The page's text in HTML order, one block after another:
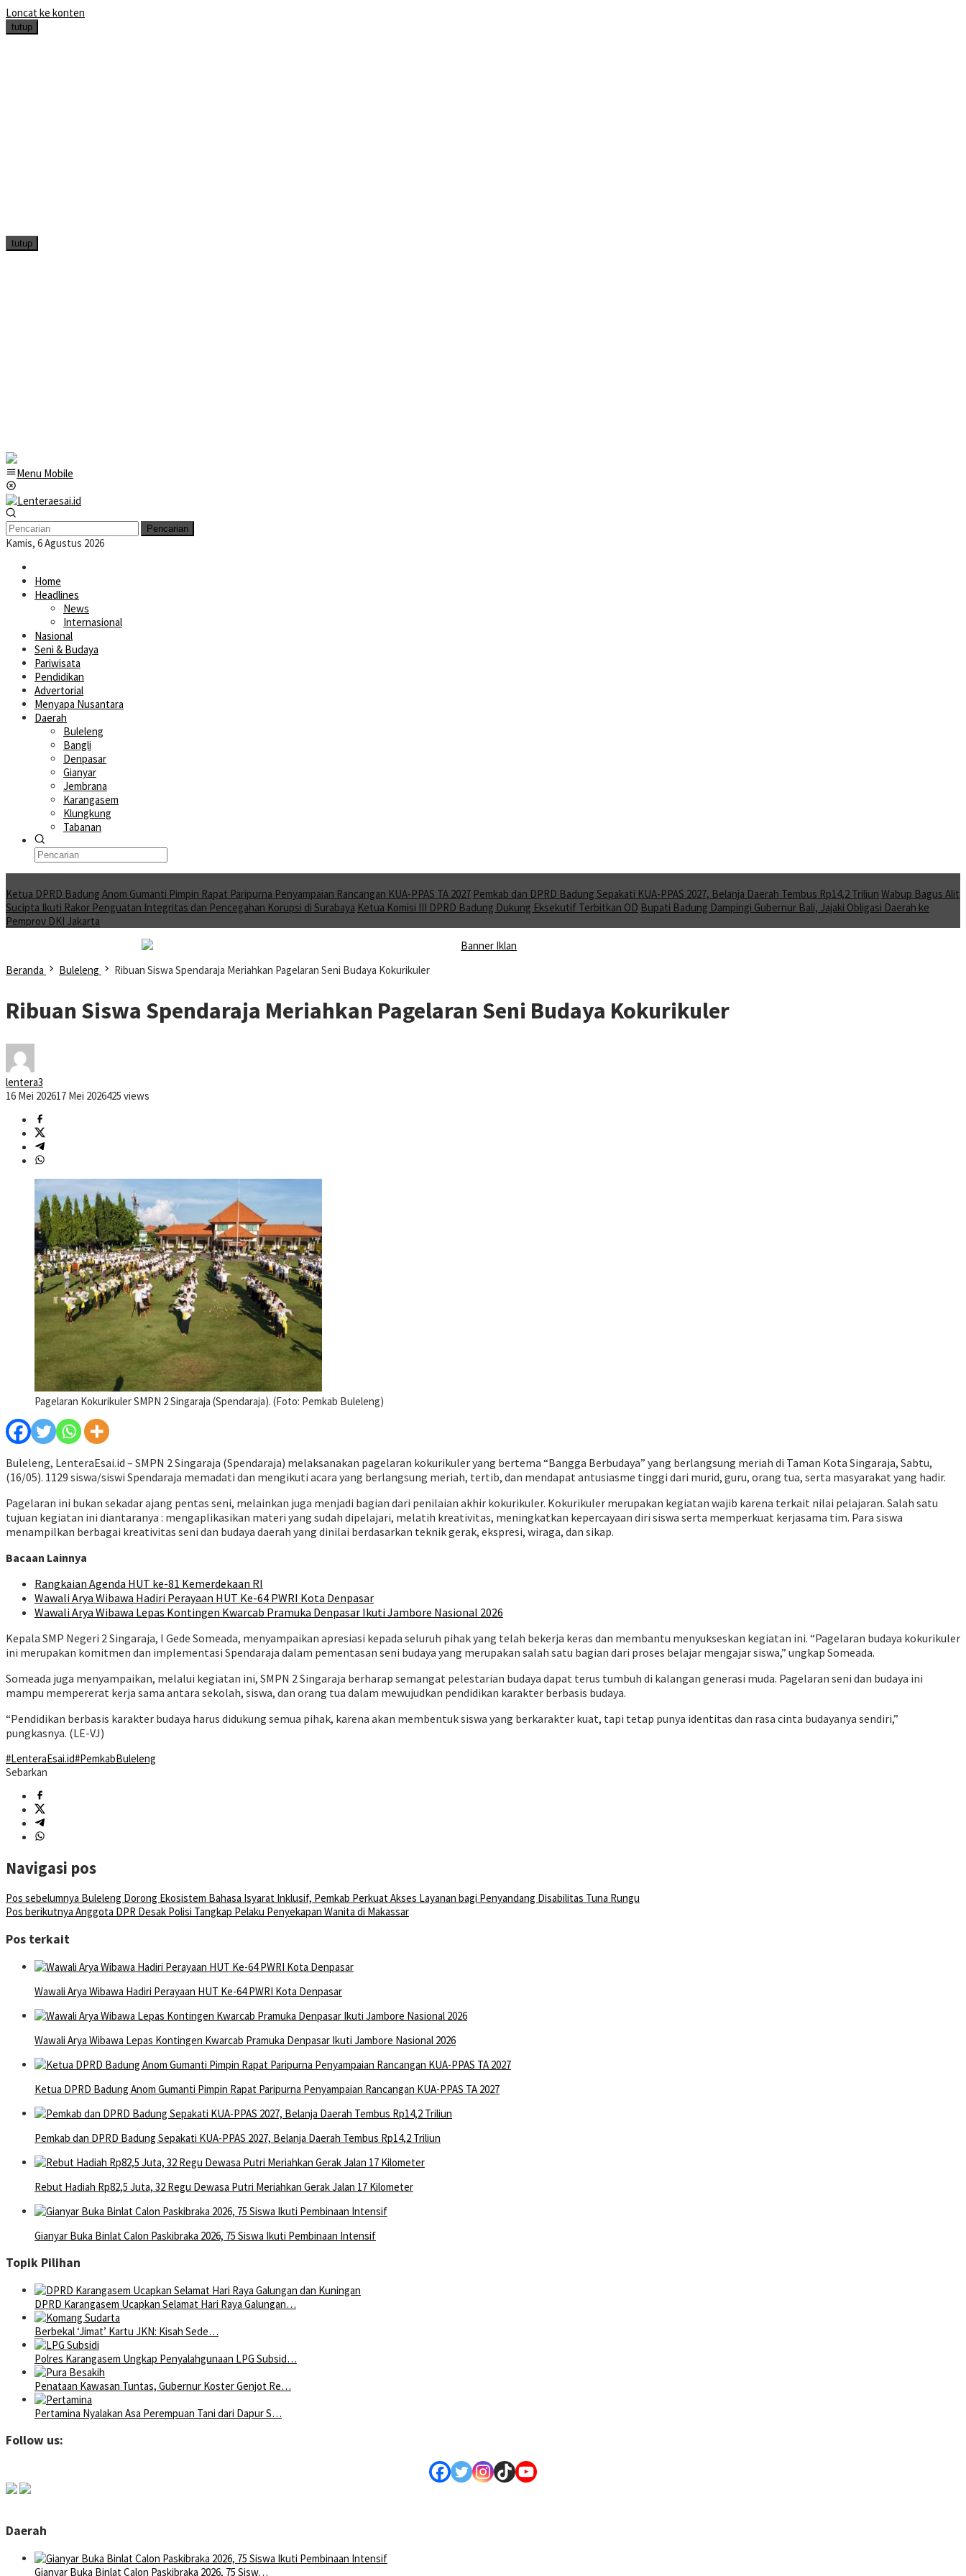
Loncat ke konten
tutup
tutup
Menu Mobile
Pencarian
Kamis, 6 Agustus 2026
Home
Headlines
News
Internasional
Nasional
Seni & Budaya
Pariwisata
Pendidikan
Advertorial
Menyapa Nusantara
Daerah
Buleleng
Bangli
Denpasar
Gianyar
Jembrana
Karangasem
Klungkung
Tabanan
Ketua DPRD Badung Anom Gumanti Pimpin Rapat Paripurna Penyampaian Rancangan KUA-PPAS TA 2027 Pemkab dan DPRD Badung Sepakati KUA-PPAS 2027, Belanja Daerah Tembus Rp14,2 Triliun Wabup Bagus Alit
Sucipta Ikuti Rakor Penguatan Integritas dan Pencegahan Korupsi di Surabaya Ketua Komisi III DPRD Badung Dukung Eksekutif Terbitkan OD Bupati Badung Dampingi Gubernur Bali, Jajaki Obligasi Daerah ke
Pemprov DKI Jakarta
Beranda Buleleng Ribuan Siswa Spendaraja Meriahkan Pagelaran Seni Budaya Kokurikuler
Ribuan Siswa Spendaraja Meriahkan Pagelaran Seni Budaya Kokurikuler
lentera3
16 Mei 202617 Mei 2026425 views
Pagelaran Kokurikuler SMPN 2 Singaraja (Spendaraja). (Foto: Pemkab Buleleng)
Buleleng, LenteraEsai.id – SMPN 2 Singaraja (Spendaraja) melaksanakan pagelaran kokurikuler yang bertema “Bangga Berbudaya” yang berlangsung meriah di Taman Kota Singaraja, Sabtu,
(16/05). 1129 siswa/siswi Spendaraja memadati dan mengikuti acara yang berlangsung meriah, tertib, dan mendapat antusiasme tinggi dari murid, guru, orang tua, serta masyarakat yang hadir.
Pagelaran ini bukan sekadar ajang pentas seni, melainkan juga menjadi bagian dari penilaian akhir kokurikuler. Kokurikuler merupakan kegiatan wajib karena terkait nilai pelajaran. Salah satu
tujuan kegiatan ini diantaranya : mengaplikasikan materi yang sudah dipelajari, melatih kreativitas, meningkatkan kepercayaan diri siswa serta memperkuat kerjasama tim. Para siswa
menampilkan berbagai kreativitas seni dan budaya daerah yang dinilai berdasarkan teknik gerak, ekspresi, wiraga, dan sikap.
Bacaan Lainnya
Rangkaian Agenda HUT ke-81 Kemerdekaan RI
Wawali Arya Wibawa Hadiri Perayaan HUT Ke-64 PWRI Kota Denpasar
Wawali Arya Wibawa Lepas Kontingen Kwarcab Pramuka Denpasar Ikuti Jambore Nasional 2026
Kepala SMP Negeri 2 Singaraja, I Gede Someada, menyampaikan apresiasi kepada seluruh pihak yang telah bekerja keras dan membantu menyukseskan kegiatan ini. “Pagelaran budaya kokurikuler
ini merupakan komitmen dan implementasi Spendaraja dalam pementasan seni budaya yang merupakan salah satu bagian dari proses belajar mengajar siswa,” ungkap Someada.
Someada juga menyampaikan, melalui kegiatan ini, SMPN 2 Singaraja berharap semangat pelestarian budaya dapat terus tumbuh di kalangan generasi muda. Pagelaran seni dan budaya ini
mampu mempererat kerja sama antara sekolah, siswa, dan orang tua dalam mewujudkan pendidikan karakter berbasis budaya.
“Pendidikan berbasis karakter budaya harus didukung semua pihak, karena akan membentuk siswa yang berkarakter kuat, tapi tetap punya identitas dan rasa cinta budayanya sendiri,”
pungkasnya. (LE-VJ)
#LenteraEsai.id#PemkabBuleleng
Sebarkan
Navigasi pos
Pos sebelumnya Buleleng Dorong Ekosistem Bahasa Isyarat Inklusif, Pemkab Perkuat Akses Layanan bagi Penyandang Disabilitas Tuna Rungu
Pos berikutnya Anggota DPR Desak Polisi Tangkap Pelaku Penyekapan Wanita di Makassar
Pos terkait
Wawali Arya Wibawa Hadiri Perayaan HUT Ke-64 PWRI Kota Denpasar
Wawali Arya Wibawa Lepas Kontingen Kwarcab Pramuka Denpasar Ikuti Jambore Nasional 2026
Ketua DPRD Badung Anom Gumanti Pimpin Rapat Paripurna Penyampaian Rancangan KUA-PPAS TA 2027
Pemkab dan DPRD Badung Sepakati KUA-PPAS 2027, Belanja Daerah Tembus Rp14,2 Triliun
Rebut Hadiah Rp82,5 Juta, 32 Regu Dewasa Putri Meriahkan Gerak Jalan 17 Kilometer
Gianyar Buka Binlat Calon Paskibraka 2026, 75 Siswa Ikuti Pembinaan Intensif
Topik Pilihan
DPRD Karangasem Ucapkan Selamat Hari Raya Galungan…
Berbekal ‘Jimat’ Kartu JKN: Kisah Sede…
Polres Karangasem Ungkap Penyalahgunaan LPG Subsid…
Penataan Kawasan Tuntas, Gubernur Koster Genjot Re…
Pertamina Nyalakan Asa Perempuan Tani dari Dapur S…
Follow us:
Daerah
Gianyar Buka Binlat Calon Paskibraka 2026, 75 Sisw…